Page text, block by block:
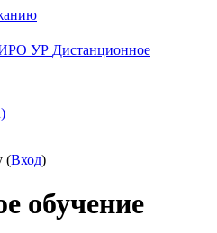
Дистанционное
(Вход)
обучение